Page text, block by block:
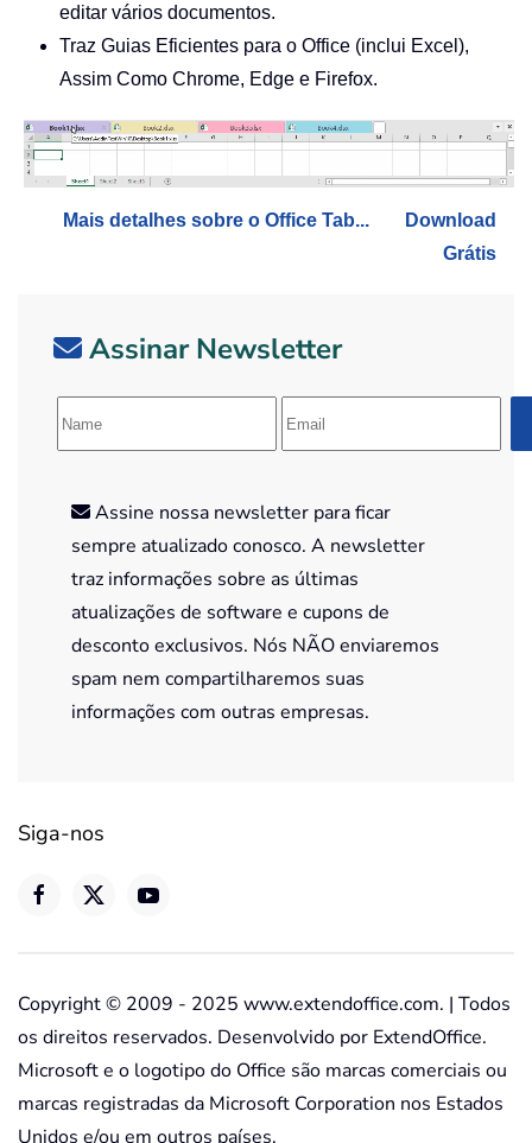
editar vários documentos.
Traz Guias Eficientes para o Office (inclui Excel),
Assim Como Chrome, Edge e Firefox.
Mais detalhes sobre o Office Tab...
Download
Grátis
Assinar Newsletter
Assine nossa newsletter para ficar
sempre atualizado conosco. A newsletter
traz informações sobre as últimas
atualizações de software e cupons de
desconto exclusivos. Nós NÃO enviaremos
spam nem compartilharemos suas
informações com outras empresas.
Siga-nos
Copyright © 2009 - 2025 www.extendoffice.com. | Todos
os direitos reservados. Desenvolvido por ExtendOffice.
Microsoft e o logotipo do Office são marcas comerciais ou
marcas registradas da Microsoft Corporation nos Estados
Unidos e/ou em outros países.